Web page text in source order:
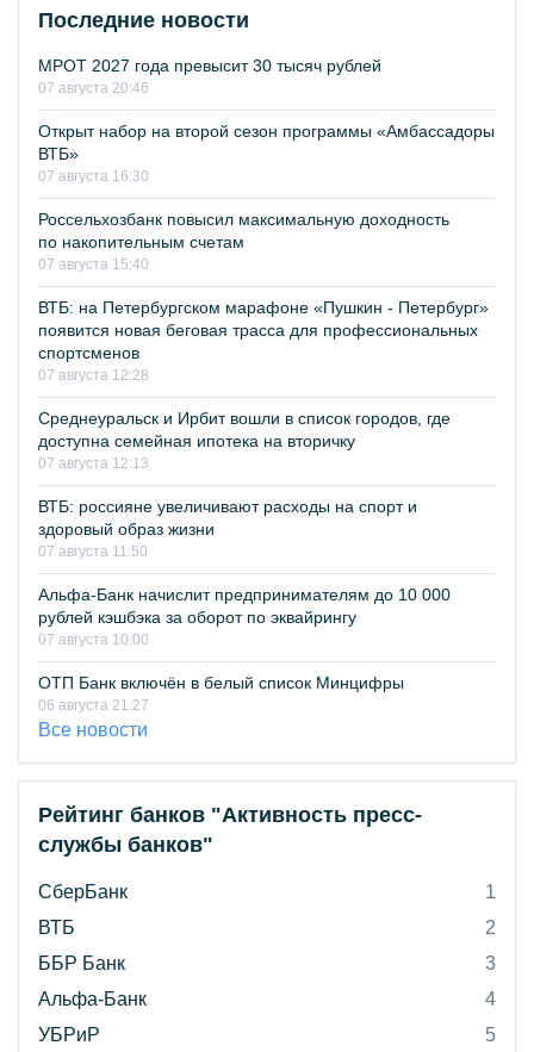
Последние новости
МРОТ 2027 года превысит 30 тысяч рублей
07 августа 20:46
Открыт набор на второй сезон программы «Амбассадоры
ВТБ»
07 августа 16:30
Россельхозбанк повысил максимальную доходность
по накопительным счетам
07 августа 15:40
ВТБ: на Петербургском марафоне «Пушкин - Петербург»
появится новая беговая трасса для профессиональных
спортсменов
07 августа 12:28
Среднеуральск и Ирбит вошли в список городов, где
доступна семейная ипотека на вторичку
07 августа 12:13
ВТБ: россияне увеличивают расходы на спорт и
здоровый образ жизни
07 августа 11:50
Альфа-Банк начислит предпринимателям до 10 000
рублей кэшбэка за оборот по эквайрингу
07 августа 10:00
ОТП Банк включён в белый список Минцифры
06 августа 21:27
Все новости
Рейтинг банков "Активность пресс-
службы банков"
СберБанк
1
ВТБ
2
ББР Банк
3
Альфа-Банк
4
УБРиР
5